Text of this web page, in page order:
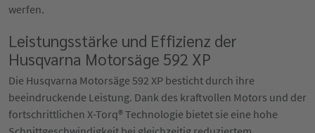
werfen.
Leistungsstärke und Effizienz der
Husqvarna Motorsäge 592 XP
Die Husqvarna Motorsäge 592 XP besticht durch ihre
beeindruckende Leistung. Dank des kraftvollen Motors und der
fortschrittlichen X-Torq® Technologie bietet sie eine hohe